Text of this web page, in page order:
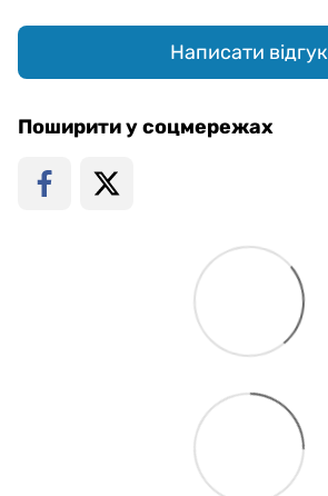
Написати відгук
Поширити у соцмережах